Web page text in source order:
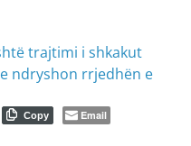
trajtimi i shkakut
ndryshon rrjedhën e
Copy Email